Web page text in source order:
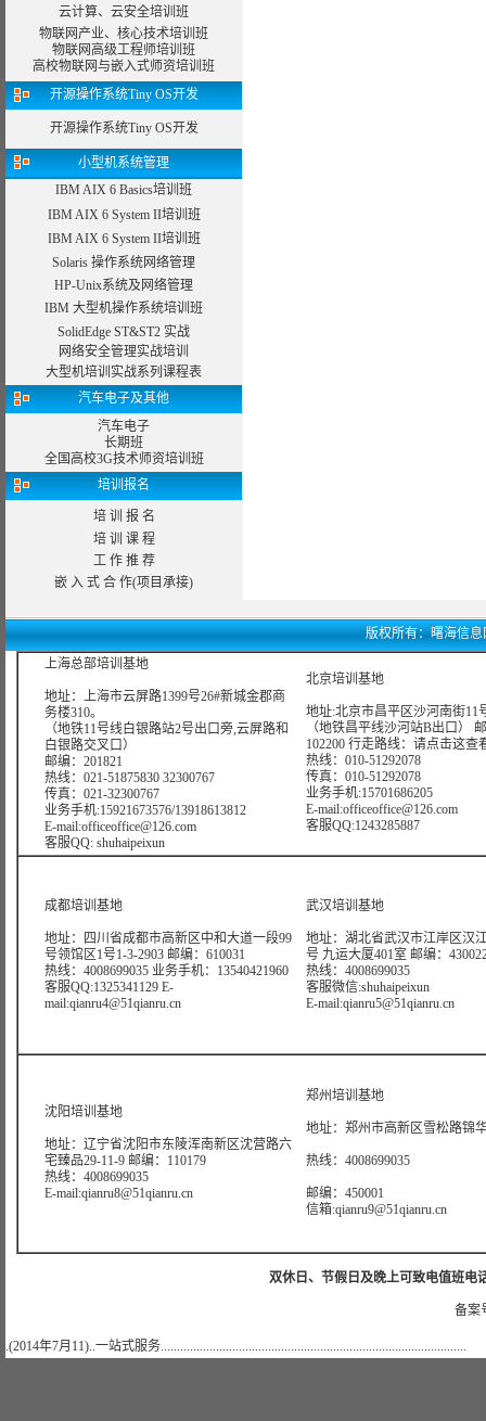
云计算、云安全培训班
物联网产业、核心技术培训班
物联网高级工程师培训班
高校物联网与嵌入式师资培训班
开源操作系统Tiny OS开发
开源操作系统Tiny OS开发
小型机系统管理
IBM AIX 6 Basics培训班
IBM AIX 6 System II培训班
IBM AIX 6 System II培训班
Solaris 操作系统网络管理
HP-Unix系统及网络管理
IBM 大型机操作系统培训班
SolidEdge ST&ST2 实战
网络安全管理实战培训
大型机培训实战系列课程表
汽车电子及其他
汽车电子
长期班
全国高校3G技术师资培训班
培训报名
培 训 报 名
培 训 课 程
工 作 推 荐
嵌 入 式 合 作(项目承接)
版权所有：曙海信息
上海总部培训基地
地址：上海市云屏路1399号26#新城金郡商
务楼310。
（地铁11号线白银路站2号出口旁,云屏路和
白银路交叉口）
邮编：201821
热线：021-51875830 32300767
传真：021-32300767
业务手机:15921673576/13918613812
E-mail:officeoffice@126.com
客服QQ: shuhaipeixun
北京培训基地
地址:北京市昌平区沙河南街11
（地铁昌平线沙河站B出口）
102200 行走路线： 请点击这查
热线：010-51292078
传真：010-51292078
业务手机:15701686205
E-mail:officeoffice@126.com
客服QQ:1243285887
成都培训基地
地址：四川省成都市高新区中和大道一段99
号领馆区1号1-3-2903 邮编：610031
热线：4008699035 业务手机：13540421960
客服QQ:1325341129 E-
mail:qianru4@51qianru.cn
武汉培训基地
地址：湖北省武汉市江岸区汉
号 九运大厦401室 邮编：
热线：4008699035
客服微信:shuhaipeixun
E-mail:qianru5@51qianru.cn
沈阳培训基地
地址：辽宁省沈阳市东陵浑南新区沈营路六
宅臻品29-11-9 邮编：110179
热线：4008699035
E-mail:qianru8@51qianru.cn
郑州培训基地
地址：郑州市高新区雪松路锦
热线：4008699035
邮编：450001
信箱:qianru9@51qianru.cn
双休日、节假日及晚上可致电值班电
备案
.(2014年7月11)..一站式服务..............................................................................................